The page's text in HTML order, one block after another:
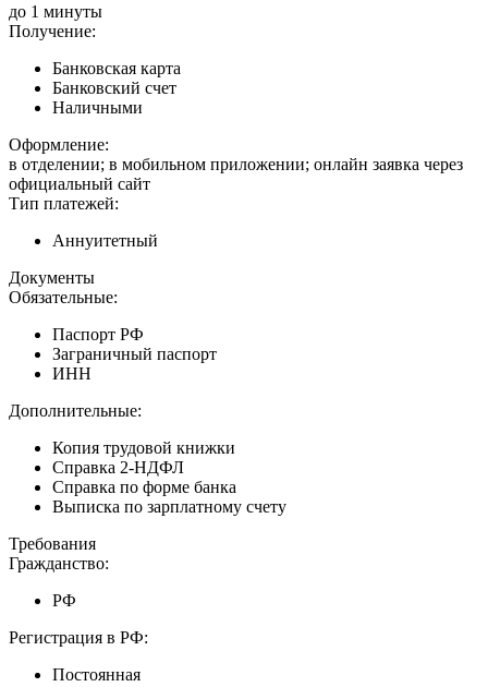
до 1 минуты
Получение:
Банковская карта
Банковский счет
Наличными
Оформление:
в отделении; в мобильном приложении; онлайн заявка через
официальный сайт
Тип платежей:
Аннуитетный
Документы
Обязательные:
Паспорт РФ
Заграничный паспорт
ИНН
Дополнительные:
Копия трудовой книжки
Справка 2-НДФЛ
Справка по форме банка
Выписка по зарплатному счету
Требования
Гражданство:
РФ
Регистрация в РФ:
Постоянная